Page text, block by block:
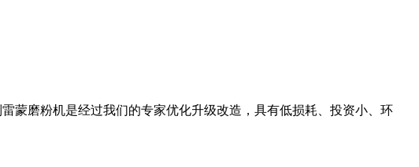
蒙磨粉机是经过我们的专家优化升级改造，具有低损耗、投资小、环